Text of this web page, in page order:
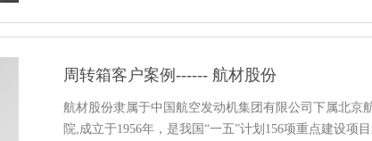
周转箱客户案例------ 航材股份
航材股份隶属于中国航空发动机集团有限公司下属北京
院,成立于1956年，是我国“一五”计划156项重点建设项目